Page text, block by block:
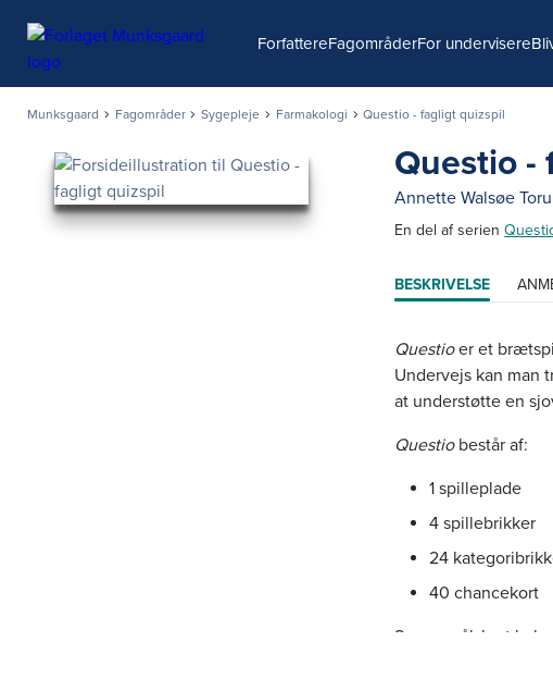
ForfattereFagområderFor undervisere
Munksgaard Fagområder Sygepleje Farmakologi Questio - fagligt quizspil
Questio -
Annette Walsøe
En del af serien
BESKRIVELSE
Questioer et
Undervejs kan man
at understøtte en
Questio består af:
1 spilleplade
4 spillebrikker
24
40 chancekort
Spørgsmålskort